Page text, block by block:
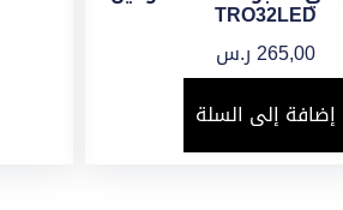
TRO32LED
265,00ر.س
إضافة إلى السلة